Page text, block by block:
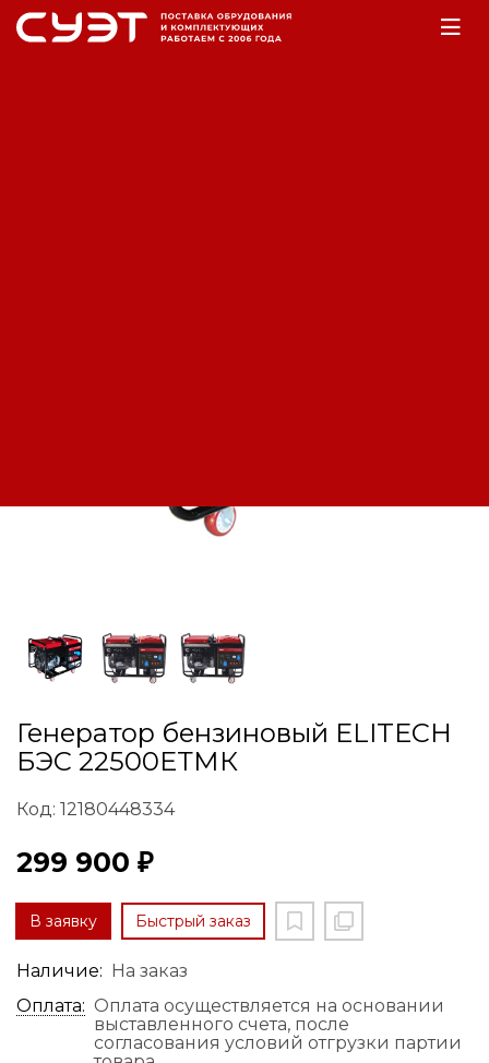
Генератор бензиновый ELITECH
БЭС 22500ЕТМК
Код: 12180448334
299 900 ₽
В заявку Быстрый заказ
Наличие: На заказ
Оплата: Оплата осуществляется на основании
выставленного счета, после
согласования условий отгрузки партии